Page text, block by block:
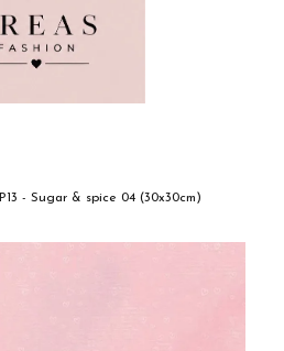
P13 - Sugar & spice 04 (30x30cm)